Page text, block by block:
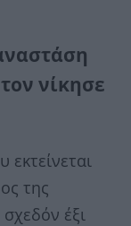
νίκησε
εκτείνεται
της
έξι